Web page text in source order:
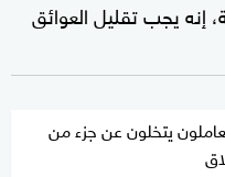
إنه يجب تقليل العوائق
يتخلون عن جزء من